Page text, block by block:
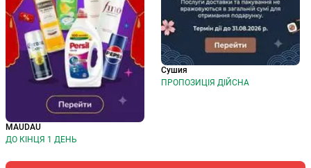
MAUDAU
ДО КІНЦЯ 1 ДЕНЬ
Сушия
ПРОПОЗИЦІЯ ДІЙСНА